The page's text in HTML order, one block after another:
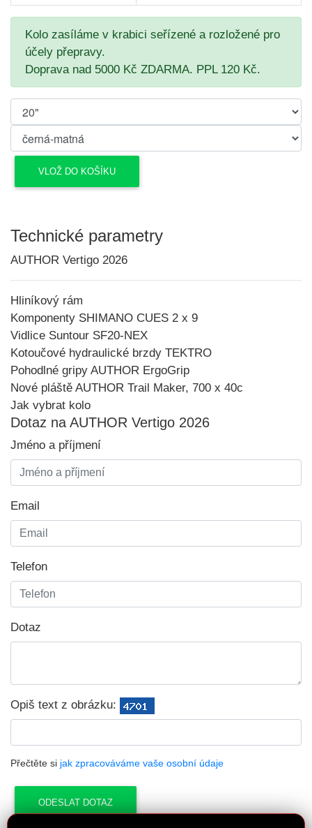
Kolo zasíláme v krabici seřízené a rozložené pro
účely přepravy.
Doprava nad 5000 Kč ZDARMA. PPL 120 Kč.
Technické parametry
AUTHOR Vertigo 2026
Hliníkový rám
Komponenty SHIMANO CUES 2 x 9
Vidlice Suntour SF20-NEX
Kotoučové hydraulické brzdy TEKTRO
Pohodlné gripy AUTHOR ErgoGrip
Nové pláště AUTHOR Trail Maker, 700 x 40c
Jak vybrat kolo
Dotaz na AUTHOR Vertigo 2026
Jméno a příjmení
Email
Telefon
Dotaz
Opiš text z obrázku:
Přečtěte si jak zpracováváme vaše osobní údaje